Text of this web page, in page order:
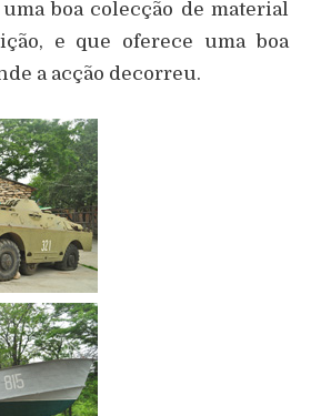
boa colecção de material
e que oferece uma boa
a acção decorreu.